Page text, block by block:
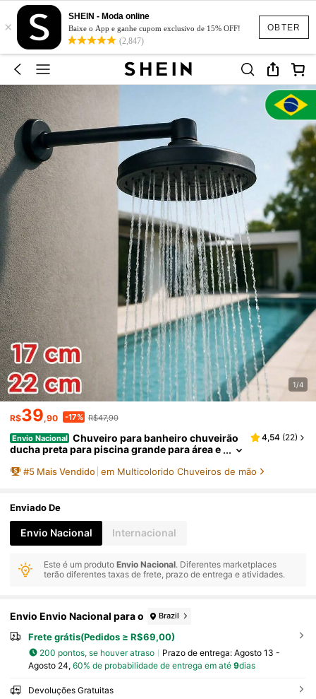
OBTER
×
SHEIN - Moda online
Baixe o App e ganhe cupom exclusivo de 15% OFF!
(2,847)
1/4
R$39,90 -17% R$47,90
Envio Nacional Chuveiro para banheiro chuveirão
ducha preta para piscina grande para área e
4,54 (22)
#5 Mais Vendido em Multicolorido Chuveiros de mão
Enviado De
Envio Nacional Internacional
Este é um produtoEnvio Nacional. Diferentes marketplaces
terão diferentes taxas de frete, prazo de entrega e atividades.
Envio Envio Nacional para o Brazil
Frete grátis(Pedidos ≥ R$69,00)
200 pontos, se houver atraso Prazo de entrega: Agosto 13 -
Agosto 24, 60% de probabilidade de entrega em até 9dias
Devoluções Gratuitas